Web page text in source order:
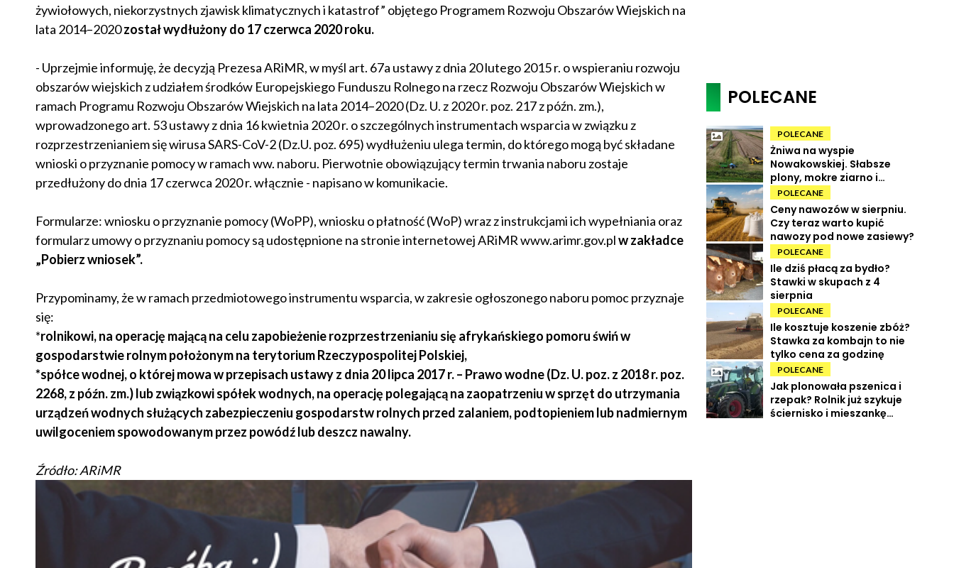
żywiołowych, niekorzystnych zjawisk klimatycznych i katastrof” objętego Programem Rozwoju Obszarów Wiejskich na
lata 2014–2020został wydłużony do 17 czerwca 2020 roku.
- Uprzejmie informuję, że decyzją Prezesa ARiMR, w myśl art. 67a ustawy z dnia 20 lutego 2015 r. o wspieraniu rozwoju
obszarów wiejskich z udziałem środków Europejskiego Funduszu Rolnego na rzecz Rozwoju Obszarów Wiejskich w
ramach Programu Rozwoju Obszarów Wiejskich na lata 2014–2020 (Dz. U. z 2020 r. poz. 217 z późn. zm.),
wprowadzonego art. 53 ustawy z dnia 16 kwietnia 2020 r. o szczególnych instrumentach wsparcia w związku z
rozprzestrzenianiem się wirusa SARS-CoV-2 (Dz.U. poz. 695) wydłużeniu ulega termin, do którego mogą być składane
wnioski o przyznanie pomocy w ramach ww. naboru. Pierwotnie obowiązujący termin trwania naboru zostaje
przedłużony do dnia 17 czerwca 2020 r. włącznie - napisano w komunikacie.
Formularze: wniosku o przyznanie pomocy (WoPP), wniosku o płatność (WoP) wraz z instrukcjami ich wypełniania oraz
formularz umowy o przyznaniu pomocy są udostępnione na stronie internetowej ARiMR www.arimr.gov.plw zakładce
„Pobierz wniosek”.
Przypominamy, że w ramach przedmiotowego instrumentu wsparcia, w zakresie ogłoszonego naboru pomoc przyznaje
się:
*rolnikowi, na operację mającą na celu zapobieżenie rozprzestrzenianiu się afrykańskiego pomoru świń w
gospodarstwie rolnym położonym na terytorium Rzeczypospolitej Polskiej,
*spółce wodnej, o której mowa w przepisach ustawy z dnia 20 lipca 2017 r. – Prawo wodne (Dz. U. poz. z 2018 r. poz.
2268, z późn. zm.) lub związkowi spółek wodnych, na operację polegającą na zaopatrzeniu w sprzęt do utrzymania
urządzeń wodnych służących zabezpieczeniu gospodarstw rolnych przed zalaniem, podtopieniem lub nadmiernym
uwilgoceniem spowodowanym przez powódź lub deszcz nawalny.
Źródło: ARiMR
POLECANE
POLECANE
Żniwa na wyspie
Nowakowskiej. Słabsze
plony, mokre ziarno i
wysokie koszty
POLECANE
Ceny nawozów w sierpniu.
Czy teraz warto kupić
nawozy pod nowe zasiewy?
POLECANE
Ile dziś płacą za bydło?
Stawki w skupach z 4
sierpnia
POLECANE
Ile kosztuje koszenie zbóż?
Stawka za kombajn to nie
tylko cena za godzinę
POLECANE
Jak plonowała pszenica i
rzepak? Rolnik już szykuje
ściernisko i mieszankę